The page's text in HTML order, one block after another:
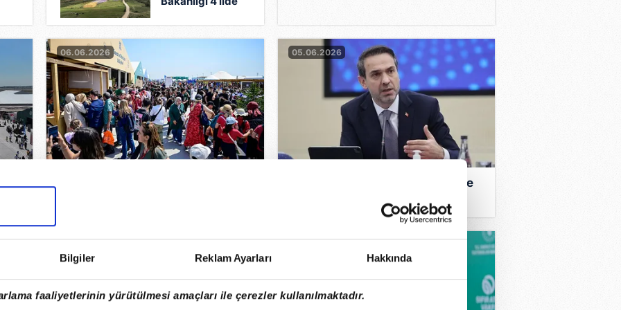
Bilgiler Reklam Ayarları Hakkında
faaliyetlerinin yürütülmesi amaçları ile çerezler kullanılmaktadır.
06.06.2026
ilgi…
05.06.2026
Bakan Bayraktar açıkladı: Çevre
odaklı faaliyetlerle 7,6 milyar
liralık tasarruf sağlandı